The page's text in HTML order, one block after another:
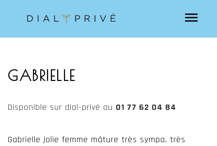
GABRIELLE
Disponible sur dial-privé au 01 77 62 04 84
Gabrielle jolie femme mâture très sympa, très